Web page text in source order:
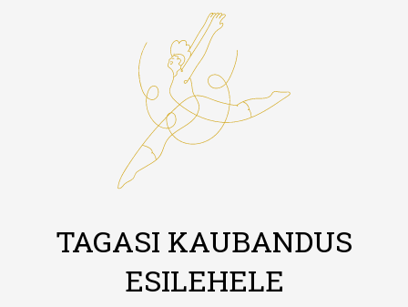
TAGASI KAUBANDUS
ESILEHELE